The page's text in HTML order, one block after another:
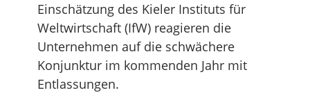
Einschätzung des Kieler Instituts für
Weltwirtschaft (IfW) reagieren die
Unternehmen auf die schwächere
Konjunktur im kommenden Jahr mit
Entlassungen.